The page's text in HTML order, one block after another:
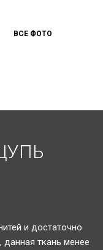
ВСЕ ФОТО
и достаточно
данная ткань менее